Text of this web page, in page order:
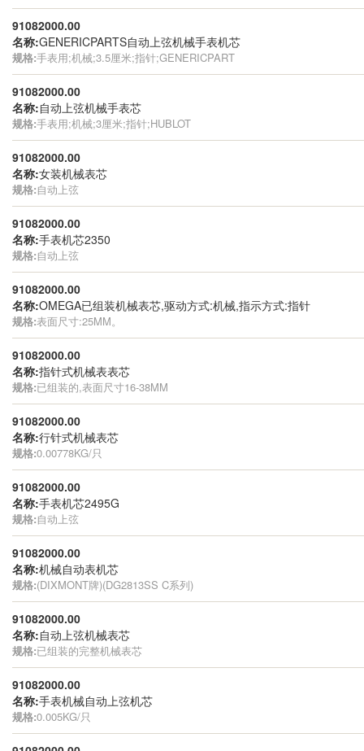
91082000.00
名称:GENERICPARTS自动上弦机械手表机芯
规格:手表用;机械;3.5厘米;指针;GENERICPART
91082000.00
名称:自动上弦机械手表芯
规格:手表用;机械;3厘米;指针;HUBLOT
91082000.00
名称:女装机械表芯
规格:自动上弦
91082000.00
名称:手表机芯2350
规格:自动上弦
91082000.00
名称:OMEGA已组装机械表芯,驱动方式:机械,指示方式:指针
规格:表面尺寸:25MM。
91082000.00
名称:指针式机械表表芯
规格:已组装的,表面尺寸16-38MM
91082000.00
名称:行针式机械表芯
规格:0.00778KG/只
91082000.00
名称:手表机芯2495G
规格:自动上弦
91082000.00
名称:机械自动表机芯
规格:(DIXMONT牌)(DG2813SS C系列)
91082000.00
名称:自动上弦机械表芯
规格:已组装的完整机械表芯
91082000.00
名称:手表机械自动上弦机芯
规格:0.005KG/只